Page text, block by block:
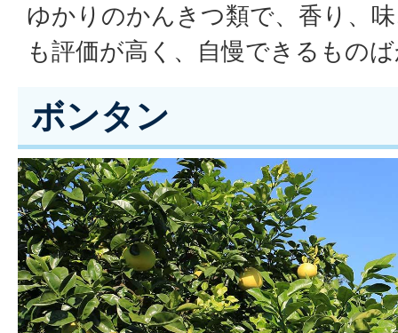
ゆかりのかんきつ類で、香り、
も評価が高く、自慢できるもの
ボンタン